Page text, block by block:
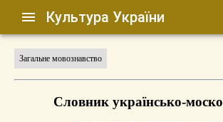
Культура України
Загальне мовознавство
Словник українсько-